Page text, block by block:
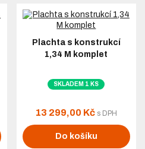
Plachta s konstrukcí
1,34 M komplet
SKLADEM 1 KS
13 299,00 Kč s DPH
Do košíku